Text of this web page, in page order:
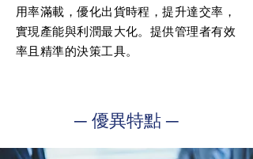
用率滿載，優化出貨時程，提升達交率，
實現產能與利潤最大化。提供管理者有效
率且精準的決策工具。
─ 優異特點 ─